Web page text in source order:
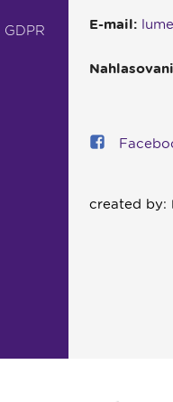
E-mail:
created by: